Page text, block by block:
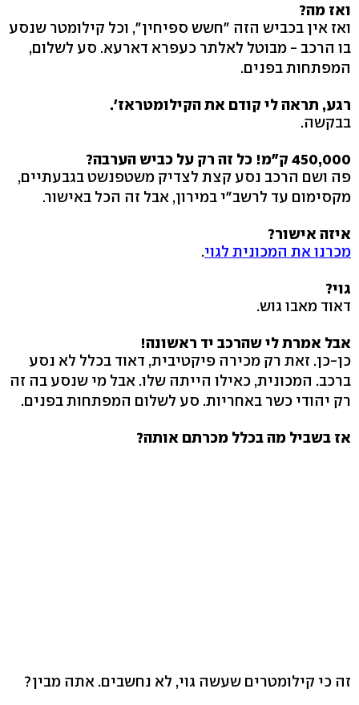
ואז מה?
ואז אין בכביש הזה "חשש ספיחין", וכל קילומטר שנסע
בו הרכב - מבוטל לאלתר כעפרא דארעא. סע לשלום,
המפתחות בפנים.
רגע, תראה לי קודם את הקילומטראז'.
בבקשה.
450,000 ק"מ! כל זה רק על כביש הערבה?
פה ושם הרכב נסע קצת לצדיק משטפנשט בגבעתיים,
מקסימום עד לרשב"י במירון, אבל זה הכל באישור.
איזה אישור?
מכרנו את המכונית לגוי.
גוי?
דאוד מאבו גוש.
אבל אמרת לי שהרכב יד ראשונה!
כן-כן. זאת רק מכירה פיקטיבית, דאוד בכלל לא נסע
ברכב. המכונית, כאילו הייתה שלו. אבל מי שנסע בה זה
רק יהודי כשר באחריות. סע לשלום המפתחות בפנים.
אז בשביל מה בכלל מכרתם אותה?
זה כי קילומטרים שעשה גוי, לא נחשבים. אתה מבין?